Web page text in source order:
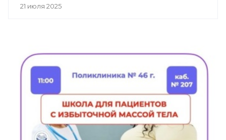
21 июля 2025